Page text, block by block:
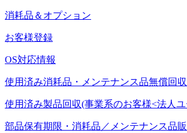
消耗品＆オプション
お客様登録
OS対応情報
使用済み消耗品・メンテナンス品無償回
使用済み製品回収(事業系のお客様<法人
部品保有期限・消耗品／メンテナンス品